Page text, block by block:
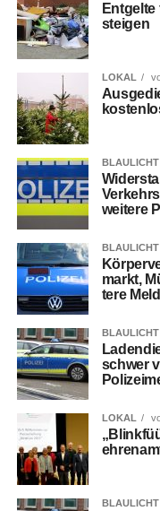
steigen
LOKAL
BLAULICHT
wei­te­re
BLAULICHT
markt,
te­re
BLAULICHT
schwer
LOKAL
BLAULICHT